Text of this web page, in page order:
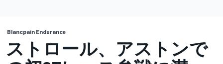
Blancpain Endurance
ストロール、アストンで